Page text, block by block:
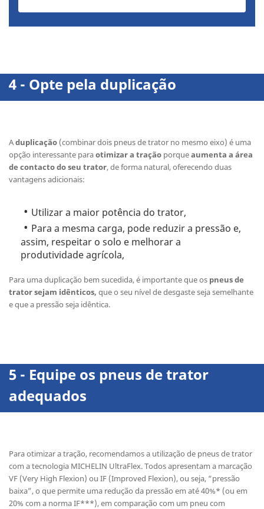
4 - Opte pela duplicação
Aduplicação (combinar dois pneus de trator no mesmo eixo) é uma
opção interessante paraotimizar a tração porqueaumenta a área
de contacto do seu trator, de forma natural, oferecendo duas
vantagens adicionais:
Utilizar a maior potência do trator,
Para a mesma carga, pode reduzir a pressão e,
assim, respeitar o solo e melhorar a
produtividade agrícola,
Para uma duplicação bem sucedida, é importante que os pneus de
trator sejam idênticos, que o seu nível de desgaste seja semelhante
e que a pressão seja idêntica.
5 - Equipe os pneus de trator
adequados
Para otimizar a tração, recomendamos a utilização de pneus de trator
com a tecnologia MICHELIN UltraFlex. Todos apresentam a marcação
VF (Very High Flexion) ou IF (Improved Flexion), ou seja, “pressão
baixa”, o que permite uma redução da pressão em até 40%* (ou em
20% com a norma IF***), em comparação com um pneu com